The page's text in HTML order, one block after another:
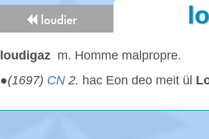
loudier
loudigaz m. Homme malpropre.
●(1697) CN 2. hac Eon deo meit ül